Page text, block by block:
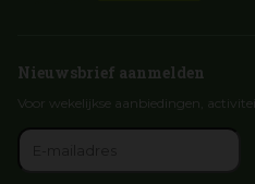
Nieuwsbrief aanmelden
Voor wekelijkse aanbiedingen,